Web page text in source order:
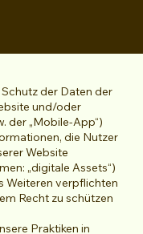
Schutz der Daten der
und/oder
der „Mobile-App“)
die Nutzer
Website
„digitale Assets“)
Weiteren verpflichten
Recht zu schützen
Praktiken in